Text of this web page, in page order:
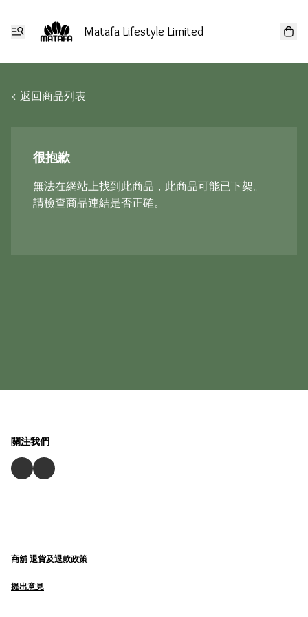
Matafa Lifestyle Limited
< 返回商品列表
很抱歉
無法在網站上找到此商品，此商品可能已下架。
請檢查商品連結是否正確。
關注我們
商舖 退貨及退款政策
提出意見